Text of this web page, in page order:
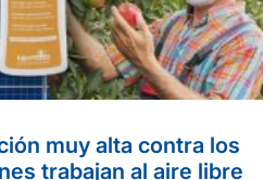
muy alta contra los
trabajan al aire libre